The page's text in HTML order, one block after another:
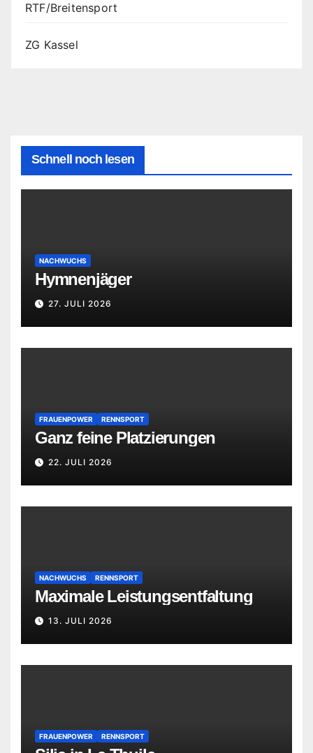
RTF/Breitensport
ZG Kassel
Schnell noch lesen
NACHWUCHS
Hymnenjäger
27. JULI 2026
FRAUENPOWER RENNSPORT
Ganz feine Platzierungen
22. JULI 2026
NACHWUCHS RENNSPORT
Maximale Leistungsentfaltung
13. JULI 2026
FRAUENPOWER RENNSPORT